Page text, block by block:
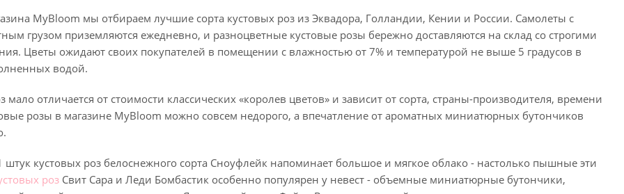
MyBloom мы отбираем лучшие сорта кустовых роз из Эквадора, Голландии, Кении и России. Самолеты с
грузом приземляются ежедневно, и разноцветные кустовые розы бережно доставляются на склад со строгими
Цветы ожидают своих покупателей в помещении с влажностью от 7% и температурой не выше 5 градусов в
водой.
мало отличается от стоимости классических «королев цветов» и зависит от сорта, страны-производителя, времени
розы в магазине MyBloom можно совсем недорого, а впечатление от ароматных миниатюрных бутончиков
штук кустовых роз белоснежного сорта Сноуфлейк напоминает большое и мягкое облако - настолько пышные эти
роз Свит Сара и Леди Бомбастик особенно популярен у невест - объемные миниатюрные бутончики,